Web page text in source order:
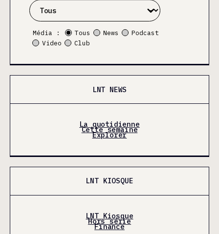
Média : Tous News
Podcast
Video
Club
LNT NEWS
La quotidienne
Cette semaine
Explorer
LNT KIOSQUE
LNT Kiosque
Hors série
Finance